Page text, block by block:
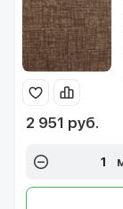
2 951 руб.